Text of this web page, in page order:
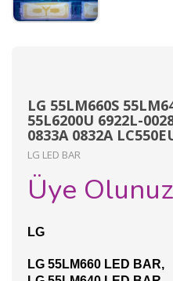
LG 55LM660S
55L6200U 6922L-
0833A 0832A
LG LED BAR
Üye Olunuz
LG
LG 55LM660 LED BAR,